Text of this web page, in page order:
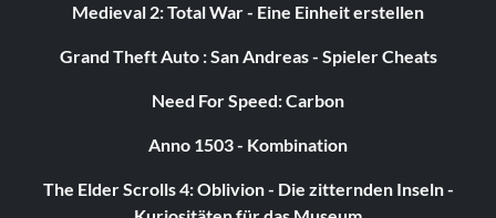
Medieval 2: Total War - Eine Einheit erstellen
Grand Theft Auto : San Andreas - Spieler Cheats
Need For Speed: Carbon
Anno 1503 - Kombination
The Elder Scrolls 4: Oblivion - Die zitternden Inseln -